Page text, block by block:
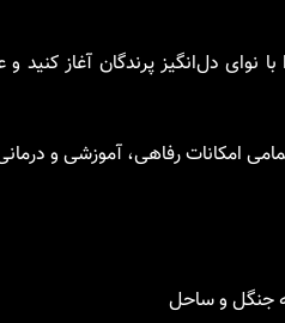
دل‌انگیز پرندگان آغاز
امکانات رفاهی، آموزشی و
جنگل و ساحل